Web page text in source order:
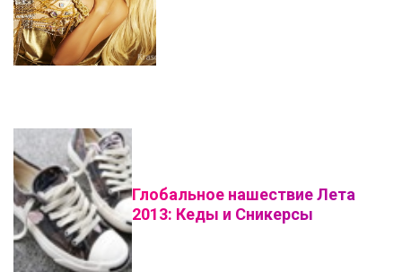
Глобальное нашествие Лета
2013: Кеды и Сникерсы